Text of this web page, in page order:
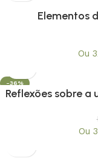
Elementos
Ou
-36%
Reflexões sobre
Ou